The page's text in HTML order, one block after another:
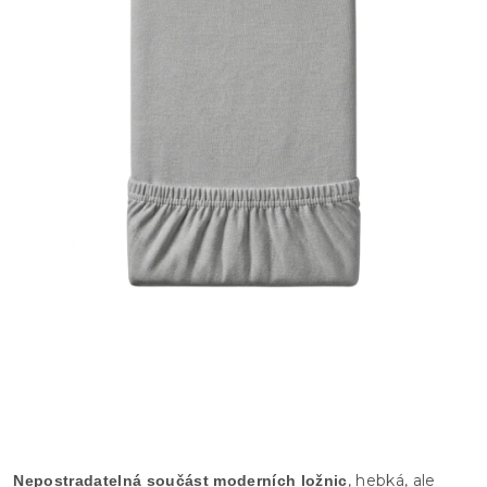
Nepostradatelná součást moderních ložnic, hebká, ale